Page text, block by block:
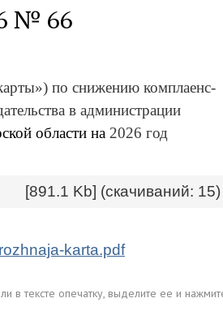
№ 66
по снижению комплаенс-
в администрации
области на 2026 год
[891.1 Kb] (cкачиваний: 15)
karta.pdf